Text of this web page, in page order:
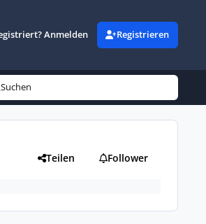
Anmelden Registrieren
Suchen
Teilen Follower